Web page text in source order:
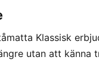
Klassisk
utan att känna